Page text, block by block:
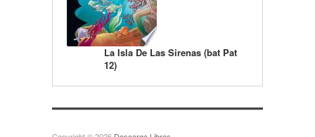
La Isla De Las Sirenas (bat Pat
12)